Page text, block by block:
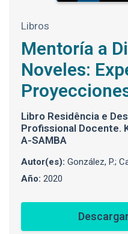
Libros
Mentoría a
Noveles:
Libro Residência e
Profissional Docente.
A-SAMBA
Autor(es): González, P.;
Año: 2020
Descargar